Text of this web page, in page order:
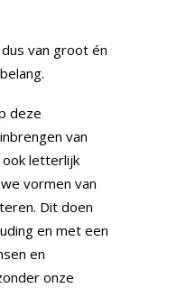
van groot én
deze
van
letterlijk
vormen van
Dit doen
en met een
en
onze